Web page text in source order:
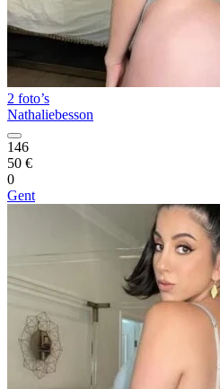
2 foto’s
Nathaliebesson
146
50 €
0
Gent